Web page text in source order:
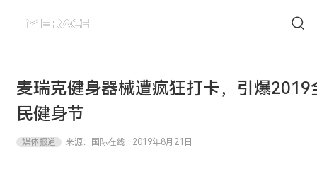
麦瑞克健身器械遭疯狂打卡，引爆2019
民健身节
媒体报道 来源： 国际在线 2019年8月21日